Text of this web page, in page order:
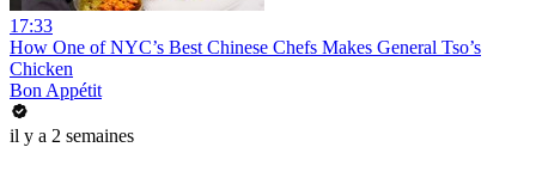
17:33
How One of NYC’s Best Chinese Chefs Makes General Tso’s
Chicken
Bon Appétit
il y a 2 semaines